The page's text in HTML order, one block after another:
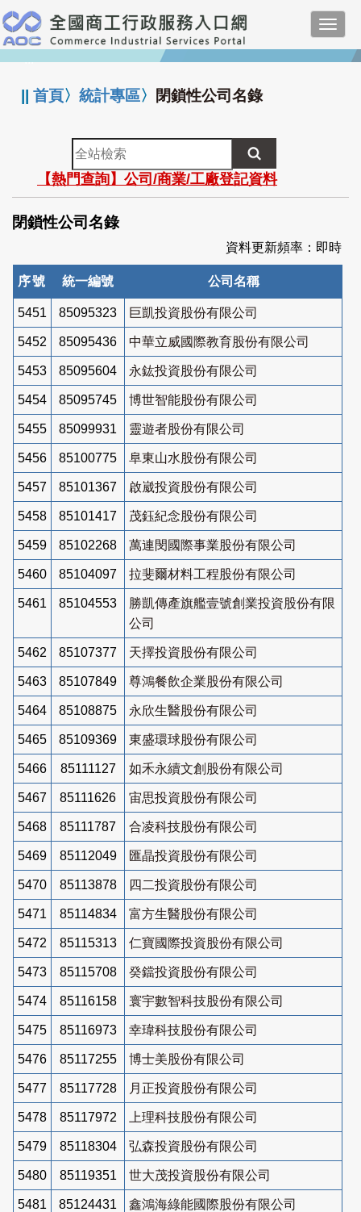
跳
到
主
要
:::
||首頁〉統計專區〉 閉鎖性公司名錄
全
站
檢
索
【熱門查詢】公司/商業/工廠登記資料
閉鎖性公司名錄
資料更新頻率：即時
序號 統一編號 公司名稱
5451 85095323 巨凱投資股份有限公司
5452 85095436 中華立威國際教育股份有限公司
5453 85095604 永鈜投資股份有限公司
5454 85095745 博世智能股份有限公司
5455 85099931 靈遊者股份有限公司
5456 85100775 阜東山水股份有限公司
5457 85101367 啟崴投資股份有限公司
5458 85101417 茂鈺紀念股份有限公司
5459 85102268 萬連閔國際事業股份有限公司
5460 85104097 拉斐爾材料工程股份有限公司
5461 85104553
勝凱傳產旗艦壹號創業投資股份有限
公司
5462 85107377 天擇投資股份有限公司
5463 85107849 尊鴻餐飲企業股份有限公司
5464 85108875 永欣生醫股份有限公司
5465 85109369 東盛環球股份有限公司
5466 85111127 如禾永續文創股份有限公司
5467 85111626 宙思投資股份有限公司
5468 85111787 合凌科技股份有限公司
5469 85112049 匯晶投資股份有限公司
5470 85113878 四二投資股份有限公司
5471 85114834 富方生醫股份有限公司
5472 85115313 仁寶國際投資股份有限公司
5473 85115708 癸鐺投資股份有限公司
5474 85116158 寰宇數智科技股份有限公司
5475 85116973 幸瑋科技股份有限公司
5476 85117255 博士美股份有限公司
5477 85117728 月正投資股份有限公司
5478 85117972 上理科技股份有限公司
5479 85118304 弘森投資股份有限公司
5480 85119351 世大茂投資股份有限公司
5481 85124431 鑫鴻海綠能國際股份有限公司